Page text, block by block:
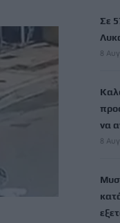
Σε
8
να
8